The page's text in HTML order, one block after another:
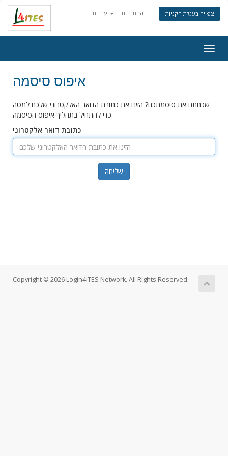
התחברות צפייה בעגלת הקניות
איפוס סיסמה
שכחתם את סיסמתכם? הזינו את כתובת הדואר האלקטרוני שלכם למטה
כדי להתחיל בתהליך איפוס הסיסמה.
כתובת דואר אלקטרוני
שליחה
Copyright © 2026 Login4ITES Network. All Rights Reserved.